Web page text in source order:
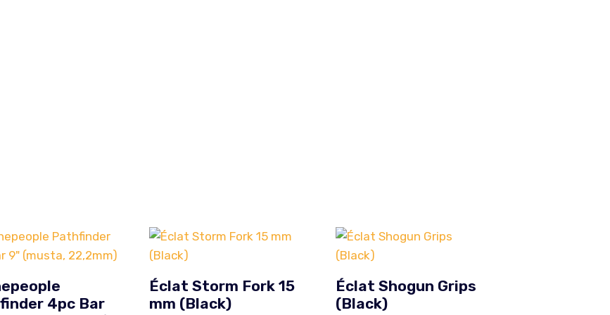
4pc Bar
Éclat Storm Fork 15
mm (Black)
Éclat Shogun Grips
(Black)